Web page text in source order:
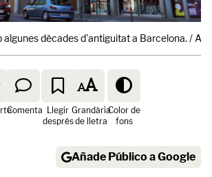
algunes dècades d'antiguitat a Barcelona. /
Comenta Llegir
després
Grandària
de lletra
Color de
fons
Añade Público a Google